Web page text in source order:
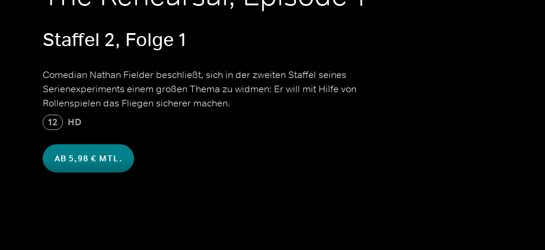
Staffel 2, Folge 1
Comedian Nathan Fielder beschließt, sich in der zweiten Staffel seines
Serienexperiments einem großen Thema zu widmen: Er will mit Hilfe von
Rollenspielen das Fliegen sicherer machen.
12 HD
AB 5,98 € MTL.